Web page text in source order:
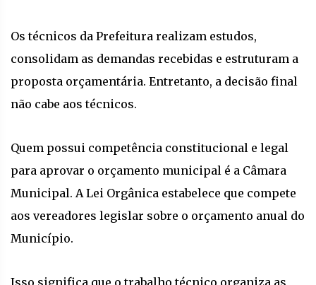
Os técnicos da Prefeitura realizam estudos,
consolidam as demandas recebidas e estruturam a
proposta orçamentária. Entretanto, a decisão final
não cabe aos técnicos.
Quem possui competência constitucional e legal
para aprovar o orçamento municipal é a Câmara
Municipal. A Lei Orgânica estabelece que compete
aos vereadores legislar sobre o orçamento anual do
Município.
Isso significa que o trabalho técnico organiza as